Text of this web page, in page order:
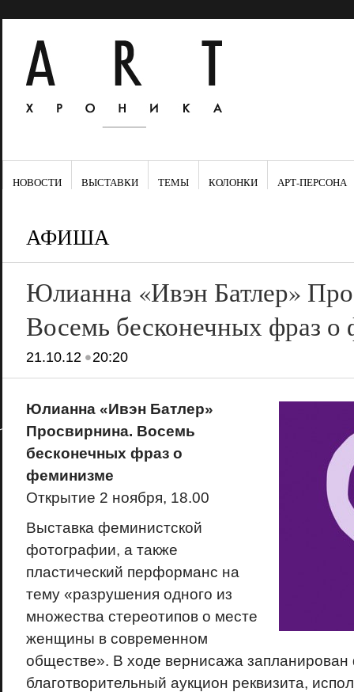
НОВОСТИ ВЫСТАВКИ ТЕМЫ КОЛОНКИ АРТ-ПЕРСОНА
АФИША
Юлианна «Ивэн Батлер»
Восемь бесконечных фраз о
21.10.12•20:20
Юлианна «Ивэн Батлер»
Просвирнина. Восемь
бесконечных фраз о
феминизме
Открытие 2 ноября, 18.00
Выставка феминистской
фотографии, а также
пластический перформанс на
тему «разрушения одного из
множества стереотипов о месте
женщины в современном
обществе». В ходе вернисажа запланирован
благотворительный аукцион реквизита,